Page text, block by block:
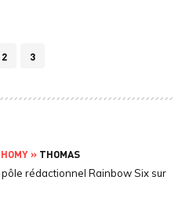
2 3
» THOMAS
rédactionnel Rainbow Six sur